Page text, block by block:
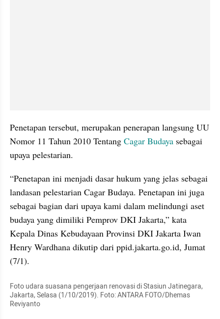
Penetapan tersebut, merupakan penerapan langsung UU
Nomor 11 Tahun 2010 Tentang Cagar Budaya sebagai
upaya pelestarian.
“Penetapan ini menjadi dasar hukum yang jelas sebagai
landasan pelestarian Cagar Budaya. Penetapan ini juga
sebagai bagian dari upaya kami dalam melindungi aset
budaya yang dimiliki Pemprov DKI Jakarta,” kata
Kepala Dinas Kebudayaan Provinsi DKI Jakarta Iwan
Henry Wardhana dikutip dari ppid.jakarta.go.id, Jumat
(7/1).
Foto udara suasana pengerjaan renovasi di Stasiun Jatinegara,
Jakarta, Selasa (1/10/2019). Foto: ANTARA FOTO/Dhemas
Reviyanto